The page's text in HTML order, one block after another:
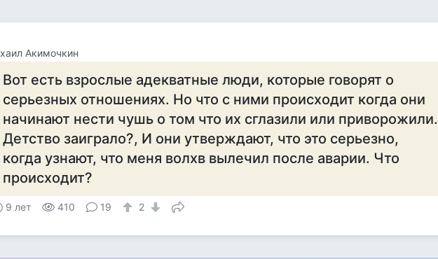
Акимочкин
Вот есть взрослые адекватные люди, которые говорят о
серьезных отношениях. Но что с ними происходит когда они
начинают нести чушь о том что их сглазили или приворожили.
Детство заиграло?, И они утверждают, что это серьезно,
когда узнают, что меня волхв вылечил после аварии. Что
происходит?
9 лет 410 19 2